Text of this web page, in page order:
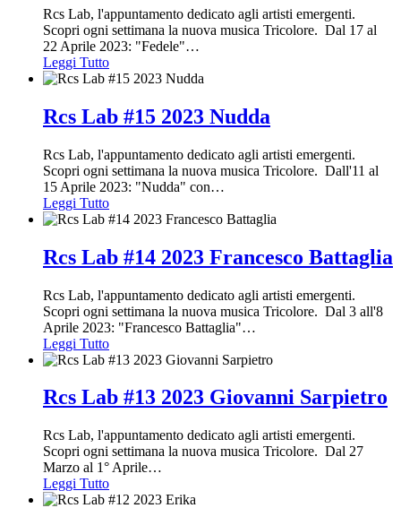
Rcs Lab, l'appuntamento dedicato agli artisti emergenti.
Scopri ogni settimana la nuova musica Tricolore. Dal 17 al
22 Aprile 2023: "Fedele"…
Leggi Tutto
Rcs Lab #15 2023 Nudda
Rcs Lab, l'appuntamento dedicato agli artisti emergenti.
Scopri ogni settimana la nuova musica Tricolore. Dall'11 al
15 Aprile 2023: "Nudda" con…
Leggi Tutto
Rcs Lab #14 2023 Francesco Battaglia
Rcs Lab, l'appuntamento dedicato agli artisti emergenti.
Scopri ogni settimana la nuova musica Tricolore. Dal 3 all'8
Aprile 2023: "Francesco Battaglia"…
Leggi Tutto
Rcs Lab #13 2023 Giovanni Sarpietro
Rcs Lab, l'appuntamento dedicato agli artisti emergenti.
Scopri ogni settimana la nuova musica Tricolore. Dal 27
Marzo al 1° Aprile…
Leggi Tutto